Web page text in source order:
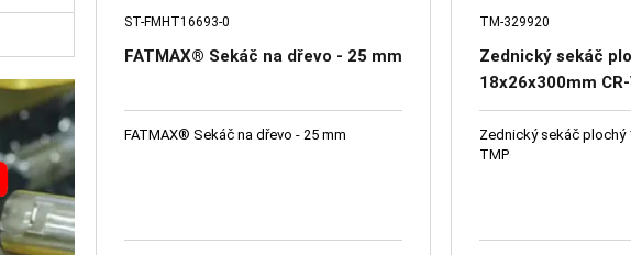
ST-FMHT16693-0
FATMAX® Sekáč na dřevo - 25 mm
FATMAX® Sekáč na dřevo - 25 mm
TM-329920
Zednický sekáč
18х26x300mm
Zednický sekáč plochý
TMP